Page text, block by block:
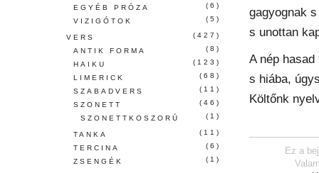
gagyognak
s unottan
A nép
s hiába,
Költőnk
Ez a
EGYÉB PRÓZA
(6)
VIZIGÓTOK
(5)
VERS
(427)
ANTIK FORMA
(8)
HAIKU
(123)
LIMERICK
(68)
SZABADVERS
(11)
SZONETT
(46)
SZONETTKOSZORÚ
(1)
TANKA
(11)
TERCINA
(6)
ZSENGÉK
(1)